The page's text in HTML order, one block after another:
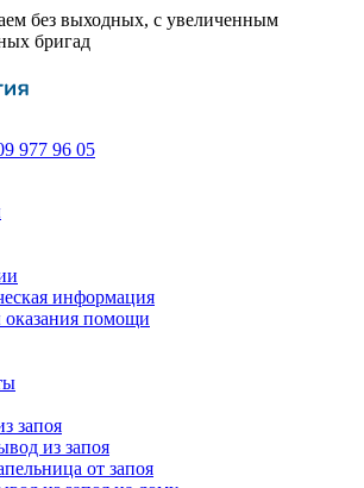
без выходных, с увеличенным
бригад
977 96 05
информация
помощи
запоя
из запоя
от запоя